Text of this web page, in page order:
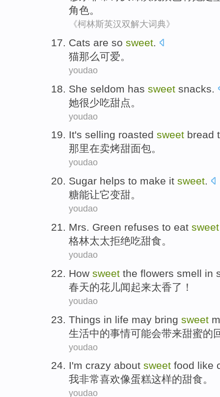
角色。
《柯林斯英汉双解大词典》
Cats are so sweet.
猫那么可爱。
youdao
She seldom has sweet snacks.
她很少吃甜点。
youdao
It's selling roasted sweet bread
那里在卖烤甜面包。
youdao
Sugar helps to make it sweet.
糖能让它变甜。
youdao
Mrs. Green refuses to eat sweet
格林太太拒绝吃甜食。
youdao
How sweet the flowers smell in
春天的花儿闻起来太香了！
youdao
Things in life may bring sweet
生活中的事情可能会带来甜蜜的
youdao
I'm crazy about sweet food like
我非常喜欢像蛋糕这样的甜食。
youdao